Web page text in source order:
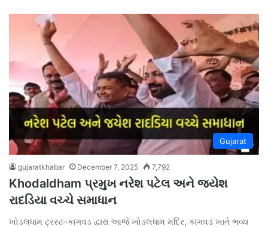
Gujarat
gujaratkhabar December 7, 2025 7,792
Khodaldham પ્રમુખ નરેશ પટેલ અને જયેશ
રાદડિયા વચ્ચે સમાધાન
ખોડલધામ ટ્રસ્ટ–કાગવડ દ્વારા આજે ખોડલધામ મંદિર, કાગવડ ખાતે ભવ્ય